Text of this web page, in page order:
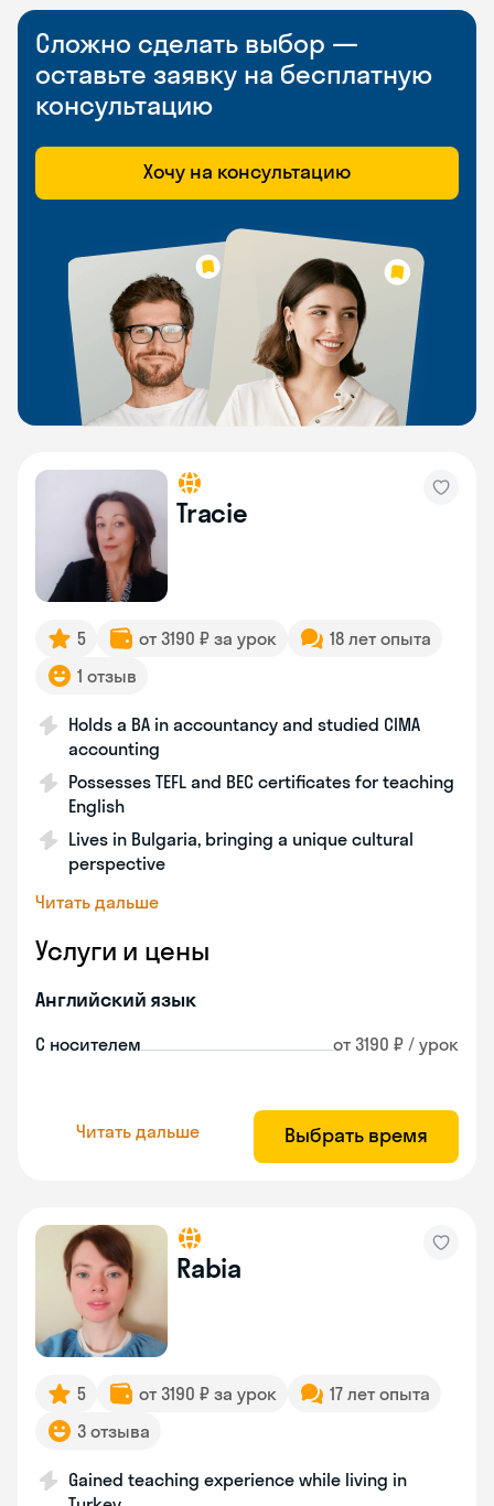
Сложно сделать выбор —
оставьте заявку на бесплатную
консультацию
Хочу на консультацию
Tracie
5 от 3190 ₽ за урок
18 лет опыта
1 отзыв
Holds a BA in accountancy and studied CIMA
accounting
Possesses TEFL and BEC certificates for teaching
English
Lives in Bulgaria, bringing a unique cultural
perspective
Читать дальше
Услуги и цены
Английский язык
С носителем от 3190 ₽ / урок
Читать дальше Выбрать время
Rabia
5 от 3190 ₽ за урок
17 лет опыта
3 отзыва
Gained teaching experience while living in